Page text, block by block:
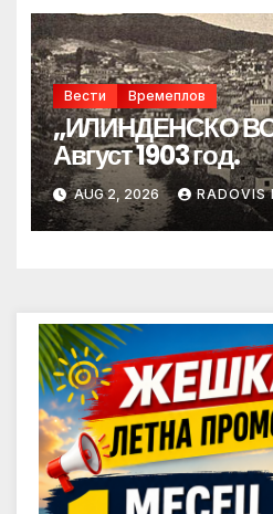
Вести Времеплов
„ИЛИНДЕНСКО
Август 1903 год.
AUG 2, 2026 RADOVIS